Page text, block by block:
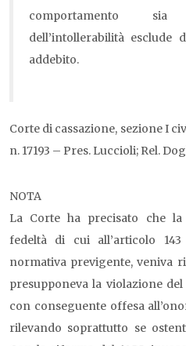
comportamento
dell’intollerabilità esclude
addebito.
Corte di cassazione, sezione I
n. 17193 – Pres. Luccioli; Rel.
NOTA
La Corte ha precisato che la
fedeltà di cui all’articolo
normativa previgente, veniva
presupponeva la violazione
con conseguente offesa
rilevando soprattutto se